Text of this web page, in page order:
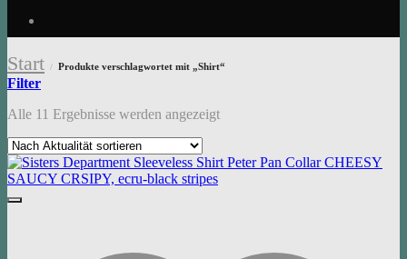
Start / Produkte verschlagwortet mit „Shirt“
Filter
Alle 11 Ergebnisse werden angezeigtNach